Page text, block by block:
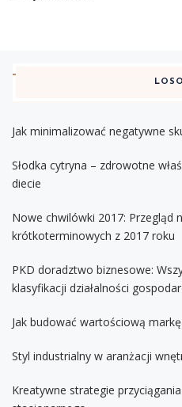
Jak minimalizować negatywne
Słodka cytryna – zdrowotne
diecie
Nowe chwilówki 2017: Przegląd
krótkoterminowych z 2017 roku
PKD doradztwo biznesowe:
klasyfikacji działalności
Jak budować wartościową
Styl industrialny w aranżacji
Kreatywne strategie